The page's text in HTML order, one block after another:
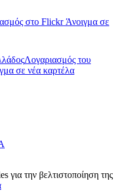
στο FlickrΆνοιγμα σε
Λογαριασμός του
σε νέα καρτέλα
για την βελτιστοποίηση της